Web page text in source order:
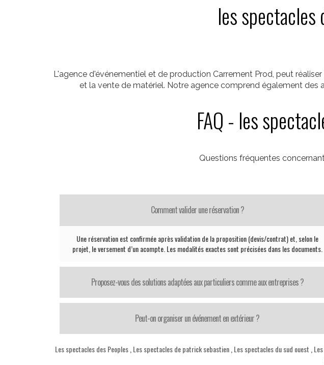
les spectacles
L'agence d'événementiel et de production Carrement Prod, peut
et la vente de matériel. Notre agence comprend également des
FAQ - les
Questions fréquentes
Comment valider une réservation ?
Une réservation est confirmée après validation de la proposition (devis/contrat) et, selon le
projet, le versement d’un acompte. Les modalités exactes sont précisées dans les documents.
Proposez-vous des solutions adaptées aux particuliers comme aux entreprises ?
Peut-on organiser un événement en extérieur ?
Les spectacles des Peoples Les spectacles de patrick sebastien Les spectacles du sud ouest